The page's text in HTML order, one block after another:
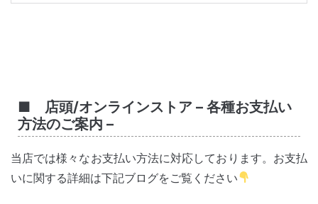
■ 店頭/オンラインストア – 各種お支払い
方法のご案内 –
当店では様々なお支払い方法に対応しております。お支払
いに関する詳細は下記ブログをご覧ください